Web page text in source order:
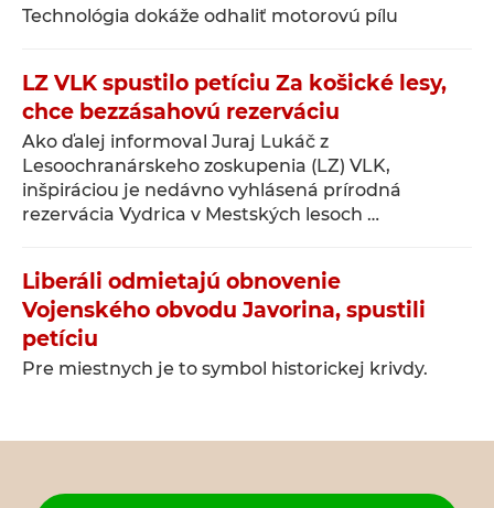
Technológia dokáže odhaliť motorovú pílu
LZ VLK spustilo petíciu Za košické lesy,
chce bezzásahovú rezerváciu
Ako ďalej informoval Juraj Lukáč z
Lesoochranárskeho zoskupenia (LZ) VLK,
inšpiráciou je nedávno vyhlásená prírodná
rezervácia Vydrica v Mestských lesoch …
Liberáli odmietajú obnovenie
Vojenského obvodu Javorina, spustili
petíciu
Pre miestnych je to symbol historickej krivdy.